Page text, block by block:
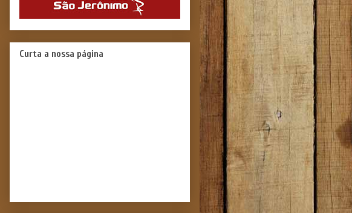
Curta a nossa página